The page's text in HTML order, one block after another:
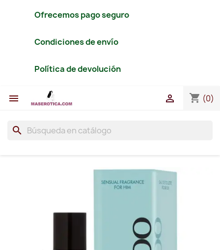
Ofrecemos pago seguro
Condiciones de envío
Política de devolución
 shopping_cart (0)

search